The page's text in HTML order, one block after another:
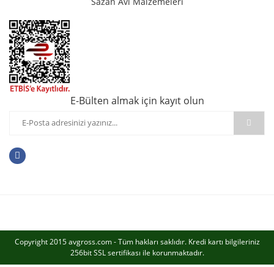
E-Bülten almak için kayıt olun
Copyright 2015 avgross.com - Tüm hakları saklıdır. Kredi kartı bilgileriniz
256bit SSL sertifikası ile korunmaktadır.